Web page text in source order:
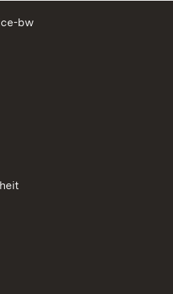
bw